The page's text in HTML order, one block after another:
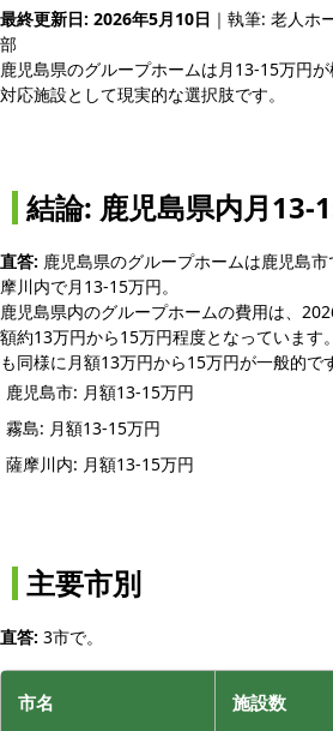
最終更新日: 2026年5月10日 ｜執筆: 老人ホ
部
鹿児島県のグループホームは月13-15万円
対応施設として現実的な選択肢です。
結論: 鹿児島県内月13-
直答: 鹿児島県のグループホームは鹿児島
摩川内で月13-15万円。
鹿児島県内のグループホームの費用は、
額約13万円から15万円程度となっています
も同様に月額13万円から15万円が一般的で
鹿児島市: 月額13-15万円
霧島: 月額13-15万円
薩摩川内: 月額13-15万円
主要市別
直答: 3市で。
市名 施設数